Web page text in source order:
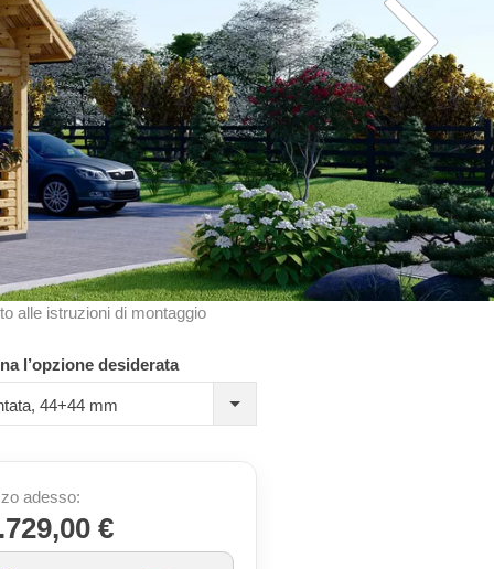
alle istruzioni di montaggio
l’opzione desiderata
44+44 mm
adesso:
€